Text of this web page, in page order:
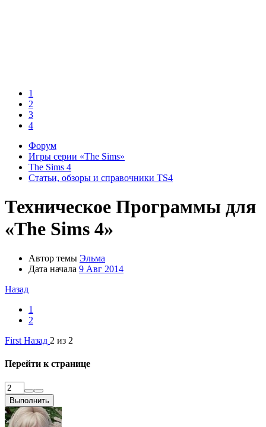
1
2
3
4
Форум
Игры серии «The Sims»
The Sims 4
Статьи, обзоры и справочники TS4
Техническое Программы для
«The Sims 4»
Автор темы Эльма
Дата начала 9 Авг 2014
Назад
1
2
First Назад 2 из 2
Перейти к странице
Выполнить